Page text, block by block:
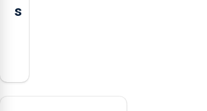
s
instrumentos